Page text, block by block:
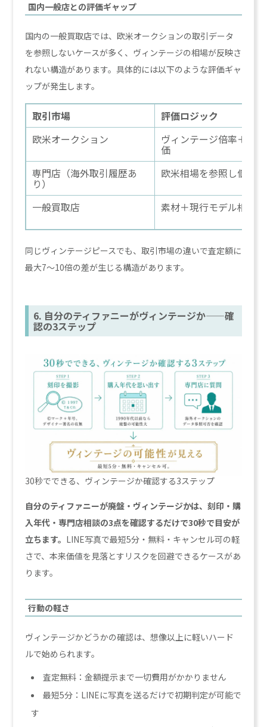
国内一般店との評価ギャップ
国内の一般買取店では、欧米オークションの取引データ
を参照しないケースが多く、ヴィンテージの相場が反映さ
れない構造があります。具体的には以下のような評価ギャ
ップが発生します。
取引市場
評価ロジック
欧米オークション
ヴィンテージ倍率＋作
価
専門店（海外取引履歴あ
り）
欧米相場を参照し個別
一般買取店 素材＋現行モデル相場
同じヴィンテージピースでも、取引市場の違いで査定額に
最大7〜10倍の差が生じる構造があります。
6. 自分のティファニーがヴィンテージか——確
認の3ステップ
30秒でできる、ヴィンテージか確認する3ステップ
自分のティファニーが廃盤・ヴィンテージかは、刻印・購
入年代・専門店相談の3点を確認するだけで30秒で目安が
立ちます。 LINE写真で最短5分・無料・キャンセル可の軽
さで、本来価値を見落とすリスクを回避できるケースがあ
ります。
行動の軽さ
ヴィンテージかどうかの確認は、想像以上に軽いハード
ルで始められます。
査定無料：金額提示まで一切費用がかかりません
最短5分：LINEに写真を送るだけで初期判定が可能で
す